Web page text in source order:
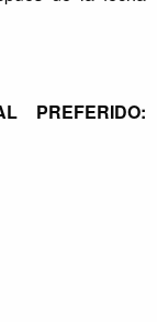
PREFERIDO: